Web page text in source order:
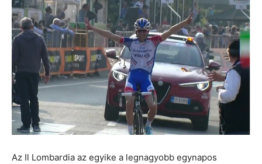
Az Il Lombardia az egyike a legnagyobb egynapos